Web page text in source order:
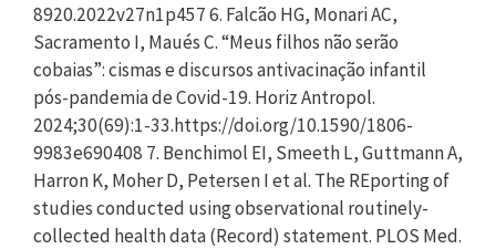
8920.2022v27n1p457 6. Falcão HG, Monari AC,
Sacramento I, Maués C. “Meus filhos não serão
cobaias”: cismas e discursos antivacinação infantil
pós-pandemia de Covid-19. Horiz Antropol.
2024;30(69):1-33.https://doi.org/10.1590/1806-
9983e690408 7. Benchimol EI, Smeeth L, Guttmann A,
Harron K, Moher D, Petersen I et al. The REporting of
studies conducted using observational routinely-
collected health data (Record) statement. PLOS Med.